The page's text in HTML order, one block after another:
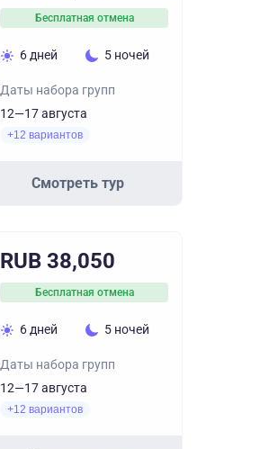
Бесплатная отмена
6 дней 5 ночей
Даты набора групп
12—17 августа
+12 вариантов
Смотреть тур
RUB 38,050
Бесплатная отмена
6 дней 5 ночей
Даты набора групп
12—17 августа
+12 вариантов